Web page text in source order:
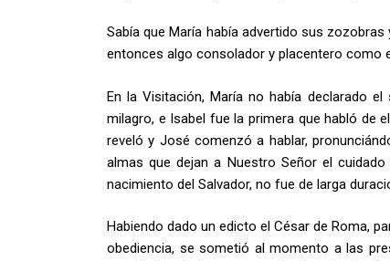
Sabía que María había advertido sus
entonces algo consolador y placentero como
En la Visitación, María no había declarado
milagro, e Isabel fue la primera que habló de
reveló y José comenzó a hablar,
almas que dejan a Nuestro Señor el
nacimiento del Salvador, no fue de larga
Habiendo dado un edicto el César de Roma,
obediencia, se sometió al momento a las